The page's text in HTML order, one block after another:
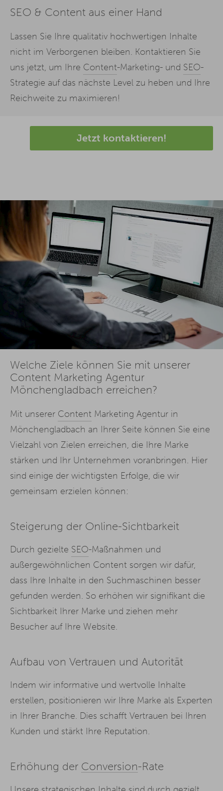
SEO & Content aus einer Hand
Lassen Sie Ihre qualitativ hochwertigen Inhalte
nicht im Verborgenen bleiben. Kontaktieren Sie
uns jetzt, um Ihre Content-Marketing- und SEO-
Strategie auf das nächste Level zu heben und Ihre
Reichweite zu maximieren!
Jetzt kontaktieren!
Welche Ziele können Sie mit unserer
Content Marketing Agentur
Mönchengladbach erreichen?
Mit unserer Content Marketing Agentur in
Mönchengladbach an Ihrer Seite können Sie eine
Vielzahl von Zielen erreichen, die Ihre Marke
stärken und Ihr Unternehmen voranbringen. Hier
sind einige der wichtigsten Erfolge, die wir
gemeinsam erzielen können:
Steigerung der Online-Sichtbarkeit
Durch gezielte SEO-Maßnahmen und
außergewöhnlichen Content sorgen wir dafür,
dass Ihre Inhalte in den Suchmaschinen besser
gefunden werden. So erhöhen wir signifikant die
Sichtbarkeit Ihrer Marke und ziehen mehr
Besucher auf Ihre Website.
Aufbau von Vertrauen und Autorität
Indem wir informative und wertvolle Inhalte
erstellen, positionieren wir Ihre Marke als Experten
in Ihrer Branche. Dies schafft Vertrauen bei Ihren
Kunden und stärkt Ihre Reputation.
Erhöhung der Conversion-Rate